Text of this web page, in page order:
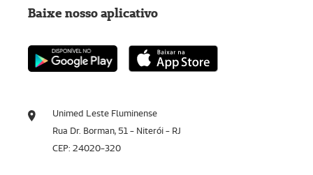
Unimed Leste Fluminense
Rua Dr. Borman, 51 - Niterói - RJ
CEP: 24020-320
Baixe nosso aplicativo